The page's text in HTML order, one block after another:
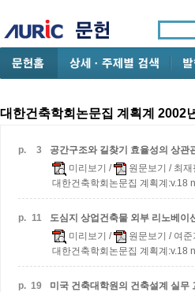
대한건축학회논문집 계획계 2002
p. 3
공간구조와 길찾기 효율성의 상관
미리보기 / 원문보기 / 최재
대한건축학회논문집 계획계:v.18
p. 11 도심지 상업건축물 외부 리노베이
미리보기 / 원문보기 / 여준
대한건축학회논문집 계획계:v.18
p. 19 미국 건축대학원의 건축설계 실무